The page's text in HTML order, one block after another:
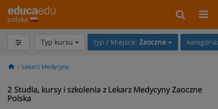
polska
Typ kursu typ / Miejsce: Zaoczne
Lekarz Medycyny
2 Studia, kursy i szkolenia z Lekarz Medycyny Zaoczne
Polska